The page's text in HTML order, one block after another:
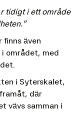
tidigt i ett område
finns även
området, med
i Syterskalet,
där
vävs samman i